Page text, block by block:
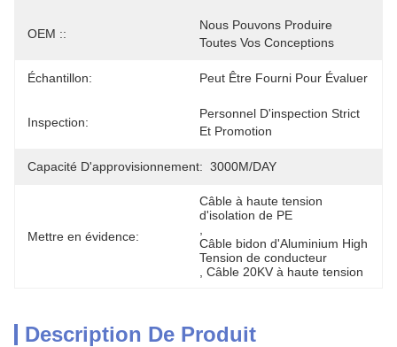
OEM ::
Nous Pouvons Produire
Toutes Vos Conceptions
Échantillon: Peut Être Fourni Pour Évaluer
Inspection:
Personnel D'inspection Strict
Et Promotion
Capacité D'approvisionnement: 3000M/DAY
Mettre en évidence:
Câble à haute tension
d'isolation de PE
Câble bidon d'Aluminium High
Tension de conducteur
Câble 20KV à haute tension
Description De Produit